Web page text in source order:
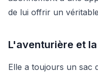
de lui offrir un
L'aventurière et
Elle a toujours un sac